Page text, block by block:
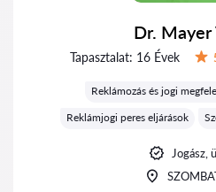
Dr. Mayer
Tapasztalat: 16 Évek
Reklámozás és jogi
Reklámjogi peres eljárások
Jogász,